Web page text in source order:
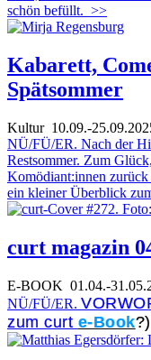
schön befüllt. >>
Kabarett,
Spätsommer
Kultur10.09.-
NÜ/FÜ/ER. Nach der
Restsommer. Zum
Komödiant:innen
ein kleiner Überblick
curt magazin
E-BOOK 01.04.-
NÜ/FÜ/ER.
zum curt e-Book?)